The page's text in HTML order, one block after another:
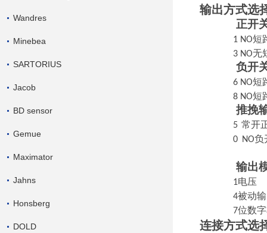
Wandres
Minebea
SARTORIUS
Jacob
BD sensor
Gemue
Maximator
Jahns
Honsberg
DOLD
输出方式选
正开
1 NO短
3 NO无
负开
6 NO短
8 NO短
推挽
5 常开
0 NO
输出
1电压
4被动
7位数
连接方式选